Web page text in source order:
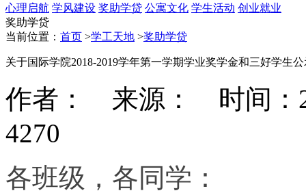
心理启航 学风建设 奖助学贷 公寓文化 学生活动 创业就业
奖助学贷
当前位置： 首页 >学工天地 >奖助学贷
关于国际学院2018-2019学年第一学期学业奖学金和三好学生
作者： 来源： 时间：
4270
各班级，各同学：